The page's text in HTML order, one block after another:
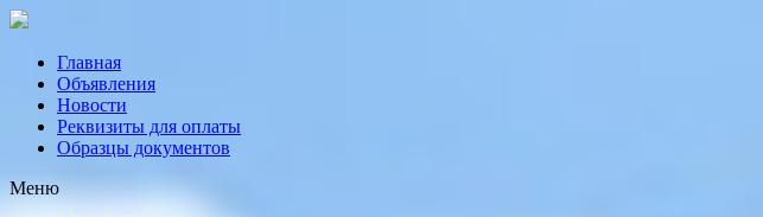
Главная
Объявления
Новости
Реквизиты для оплаты
Образцы документов
Меню